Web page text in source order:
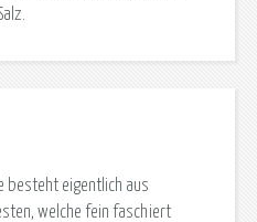
besteht eigentlich aus
welche fein faschiert